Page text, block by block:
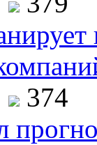
374